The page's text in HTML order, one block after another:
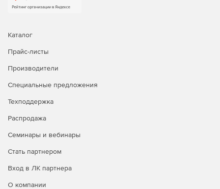
Каталог
Прайс-листы
Производители
Специальные предложения
Техподдержка
Распродажа
Семинары и вебинары
Стать партнером
Вход в ЛК партнера
О компании